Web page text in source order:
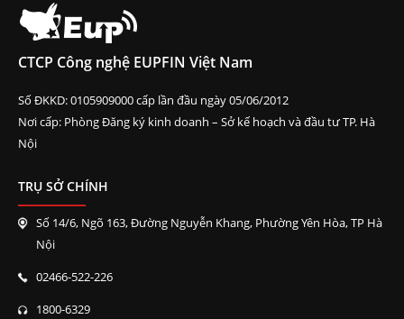
CTCP Công nghệ EUPFIN Việt Nam
Số ĐKKD: 0105909000 cấp lần đầu ngày 05/06/2012
Nơi cấp: Phòng Đăng ký kinh doanh – Sở kế hoạch và đầu tư TP. Hà
Nội
TRỤ SỞ CHÍNH
Số 14/6, Ngõ 163, Đường Nguyễn Khang, Phường Yên Hòa, TP Hà
Nội
02466-522-226
1800-6329